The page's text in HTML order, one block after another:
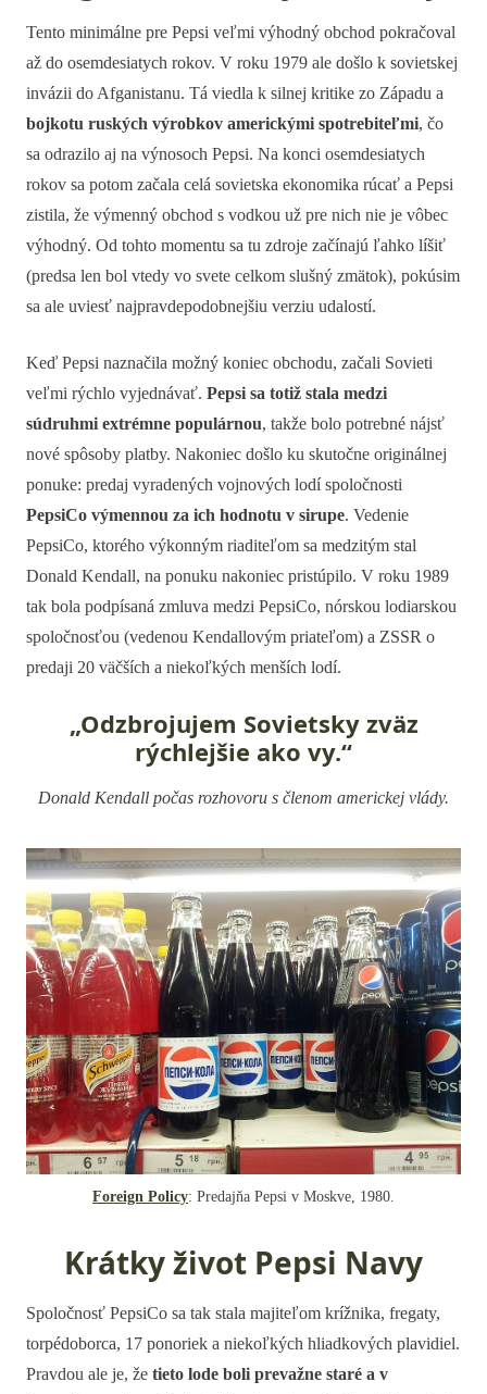
Tento minimálne pre Pepsi veľmi výhodný obchod pokračoval
až do osemdesiatych rokov. V roku 1979 ale došlo k sovietskej
invázii do Afganistanu. Tá viedla k silnej kritike zo Západu a
bojkotu ruských výrobkov americkými spotrebiteľmi, čo
sa odrazilo aj na výnosoch Pepsi. Na konci osemdesiatych
rokov sa potom začala celá sovietska ekonomika rúcať a Pepsi
zistila, že výmenný obchod s vodkou už pre nich nie je vôbec
výhodný. Od tohto momentu sa tu zdroje začínajú ľahko líšiť
(predsa len bol vtedy vo svete celkom slušný zmätok), pokúsim
sa ale uviesť najpravdepodobnejšiu verziu udalostí.
Keď Pepsi naznačila možný koniec obchodu, začali Sovieti
veľmi rýchlo vyjednávať. Pepsi sa totiž stala medzi
súdruhmi extrémne populárnou, takže bolo potrebné nájsť
nové spôsoby platby. Nakoniec došlo ku skutočne originálnej
ponuke: predaj vyradených vojnových lodí spoločnosti
PepsiCo výmennou za ich hodnotu v sirupe. Vedenie
PepsiCo, ktorého výkonným riaditeľom sa medzitým stal
Donald Kendall, na ponuku nakoniec pristúpilo. V roku 1989
tak bola podpísaná zmluva medzi PepsiCo, nórskou lodiarskou
spoločnosťou (vedenou Kendallovým priateľom) a ZSSR o
predaji 20 väčších a niekoľkých menších lodí.
„Odzbrojujem Sovietsky zväz
rýchlejšie ako vy.“
Donald Kendall počas rozhovoru s členom americkej vlády.
Foreign Policy: Predajňa Pepsi v Moskve, 1980.
Krátky život Pepsi Navy
Spoločnosť PepsiCo sa tak stala majiteľom krížnika, fregaty,
torpédoborca, 17 ponoriek a niekoľkých hliadkových plavidiel.
Pravdou ale je, že tieto lode boli prevažne staré a v